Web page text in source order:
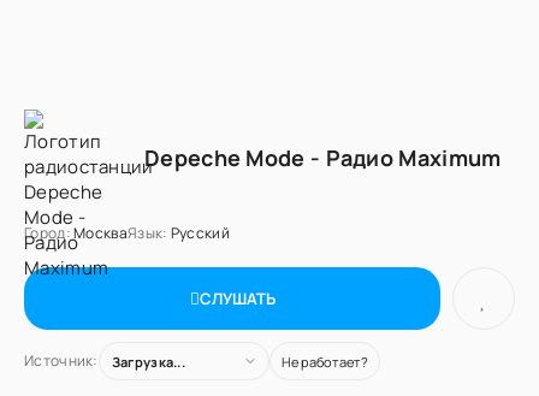
Depeche Mode - Радио Maximum
Город:МоскваЯзык: Русский
СЛУШАТЬ
Источник: Загрузка... Не работает?